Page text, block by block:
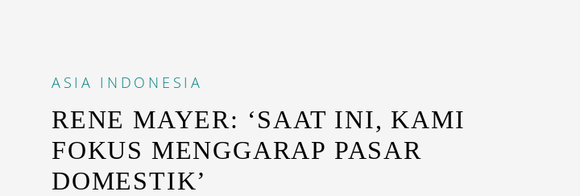
ASIA INDONESIA
RENE MAYER: ‘SAAT INI, KAMI
FOKUS MENGGARAP PASAR
DOMESTIK’